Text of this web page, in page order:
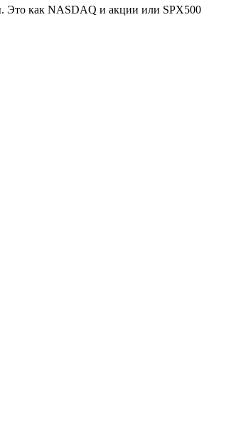
Это как NASDAQ и акции или SPX500